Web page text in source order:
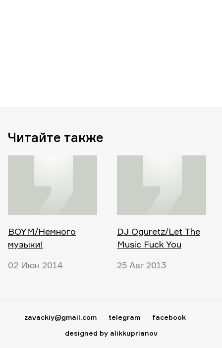
Читайте также
BOYM/Немного
музыки!
02 Июн 2014
DJ Oguretz/Let The
Music Fuck You
25 Авг 2013
zavackiy@gmail.com telegram
facebook
designed by alikkuprianov